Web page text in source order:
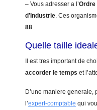
– Vous adresser a l’Ordre
d’Industrie. Ces
88.
Quelle taille
Il est tres important de
accorder le temps et
D’une maniere
l’expert-comptable qui